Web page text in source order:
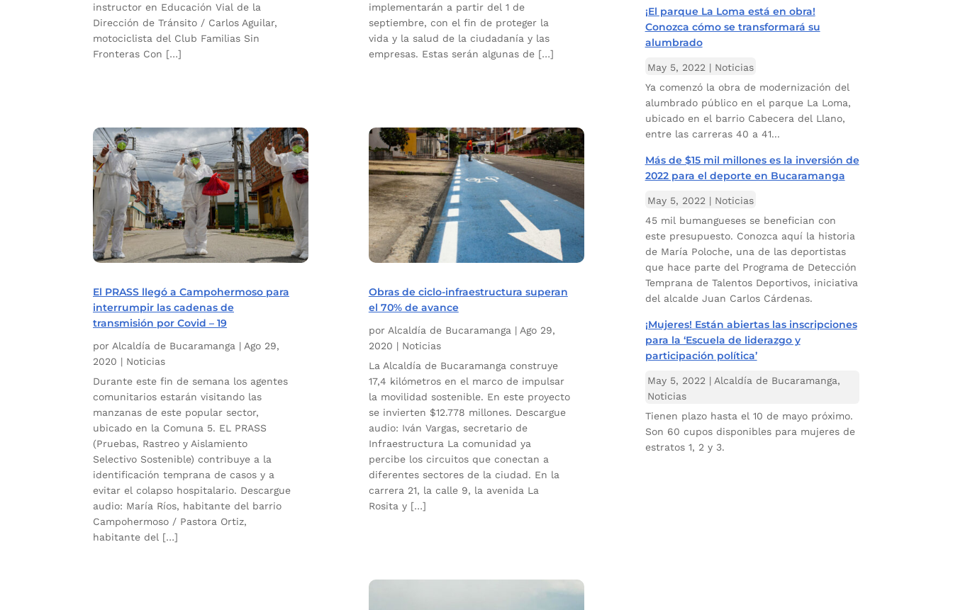
instructor en Educación Vial de la
Dirección de Tránsito / Carlos Aguilar,
motociclista del Club Familias Sin
Fronteras Con […]
El PRASS llegó a Campohermoso para
interrumpir las cadenas de
transmisión por Covid – 19
por Alcaldía de Bucaramanga | Ago 29,
2020 | Noticias
Durante este fin de semana los agentes
comunitarios estarán visitando las
manzanas de este popular sector,
ubicado en la Comuna 5. EL PRASS
(Pruebas, Rastreo y Aislamiento
Selectivo Sostenible) contribuye a la
identificación temprana de casos y a
evitar el colapso hospitalario. Descargue
audio: María Ríos, habitante del barrio
Campohermoso / Pastora Ortiz,
habitante del […]
implementarán a partir del 1 de
septiembre, con el fin de proteger la
vida y la salud de la ciudadanía y las
empresas. Estas serán algunas de […]
Obras de ciclo-infraestructura superan
el 70% de avance
por Alcaldía de Bucaramanga | Ago 29,
2020 | Noticias
La Alcaldía de Bucaramanga construye
17,4 kilómetros en el marco de impulsar
la movilidad sostenible. En este proyecto
se invierten $12.778 millones. Descargue
audio: Iván Vargas, secretario de
Infraestructura La comunidad ya
percibe los circuitos que conectan a
diferentes sectores de la ciudad. En la
carrera 21, la calle 9, la avenida La
Rosita y […]
¡El parque La Loma está en obra!
Conozca cómo se transformará su
alumbrado
May 5, 2022 | Noticias
Ya comenzó la obra de modernización del
alumbrado público en el parque La Loma,
ubicado en el barrio Cabecera del Llano,
entre las carreras 40 a 41...
Más de $15 mil millones es la inversión de
2022 para el deporte en Bucaramanga
May 5, 2022 | Noticias
45 mil bumangueses se benefician con
este presupuesto. Conozca aquí la historia
de María Poloche, una de las deportistas
que hace parte del Programa de Detección
Temprana de Talentos Deportivos, iniciativa
del alcalde Juan Carlos Cárdenas.
¡Mujeres! Están abiertas las inscripciones
para la ‘Escuela de liderazgo y
participación política’
May 5, 2022 | Alcaldía de Bucaramanga,
Noticias
Tienen plazo hasta el 10 de mayo próximo.
Son 60 cupos disponibles para mujeres de
estratos 1, 2 y 3.